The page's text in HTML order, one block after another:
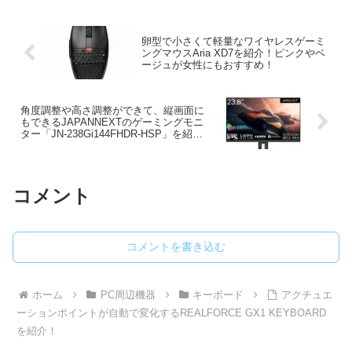
卵型で小さくて軽量なワイヤレスゲーミ
ングマウスAria XD7を紹介！ピンクやベ
ージュが女性にもおすすめ！
角度調整や高さ調整ができて、縦画面に
もできるJAPANNEXTのゲーミングモニ
ター「JN-238Gi144FHDR-HSP」を紹
コメント
コメントを書き込む
ホーム PC周辺機器 キーボード
アクチュエ
ーションポイントが自動で変化するREALFORCE GX1 KEYBOARD
を紹介！